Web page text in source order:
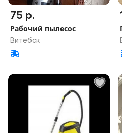
75 р.
Рабочий пылесос
Витебск